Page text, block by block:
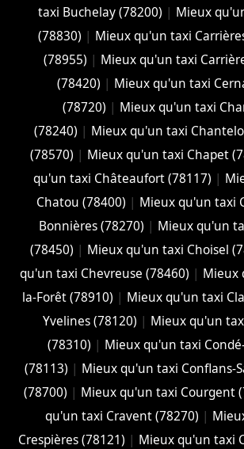
taxi Buchelay (78200) | Mieux
(78830) | Mieux qu'un taxi
(78955) | Mieux qu'un taxi
(78420) | Mieux qu'un taxi
(78720) | Mieux qu'un taxi
(78240) | Mieux qu'un taxi
(78570) | Mieux qu'un taxi Chapet
qu'un taxi Châteaufort (78117) |
Chatou (78400) | Mieux qu'un taxi
Bonnières (78270) | Mieux qu'un
(78450) | Mieux qu'un taxi Choisel
qu'un taxi Chevreuse (78460) | Mieux
la-Forêt (78910) | Mieux qu'un taxi
Yvelines (78120) | Mieux qu'un
(78310) | Mieux qu'un taxi
(78113) | Mieux qu'un taxi Conflans-
(78700) | Mieux qu'un taxi Courgent
qu'un taxi Cravent (78270) |
Crespières (78121) | Mieux qu'un taxi